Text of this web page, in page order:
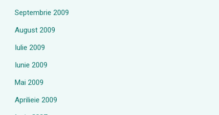
Septembrie 2009
August 2009
Iulie 2009
Iunie 2009
Mai 2009
Aprilieie 2009